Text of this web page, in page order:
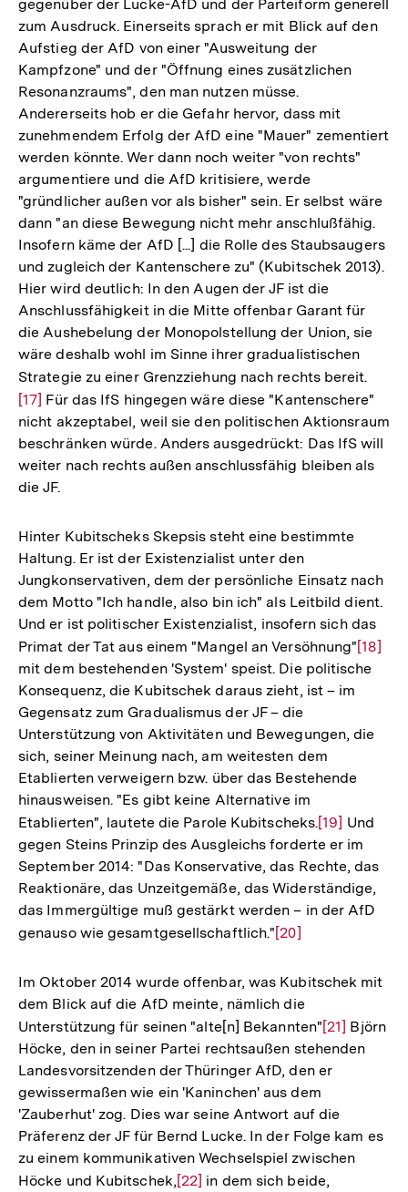
gegenüber der Lucke-AfD und der Parteiform generell
zum Ausdruck. Einerseits sprach er mit Blick auf den
Aufstieg der AfD von einer "Ausweitung der
Kampfzone" und der "Öffnung eines zusätzlichen
Resonanzraums", den man nutzen müsse.
Andererseits hob er die Gefahr hervor, dass mit
zunehmendem Erfolg der AfD eine "Mauer" zementiert
werden könnte. Wer dann noch weiter "von rechts"
argumentiere und die AfD kritisiere, werde
"gründlicher außen vor als bisher" sein. Er selbst wäre
dann "an diese Bewegung nicht mehr anschlußfähig.
Insofern käme der AfD [...] die Rolle des Staubsaugers
und zugleich der Kantenschere zu" (Kubitschek 2013).
Hier wird deutlich: In den Augen der JF ist die
Anschlussfähigkeit in die Mitte offenbar Garant für
die Aushebelung der Monopolstellung der Union, sie
wäre deshalb wohl im Sinne ihrer gradualistischen
Strategie zu einer Grenzziehung nach rechts bereit.
der
[17] Für das IfS hingegen wäre diese "Kantenschere"
nicht akzeptabel, weil sie den politischen Aktionsraum
beschränken würde. Anders ausgedrückt: Das IfS will
weiter nach rechts außen anschlussfähig bleiben als
die JF.
Hinter Kubitscheks Skepsis steht eine bestimmte
Haltung. Er ist der Existenzialist unter den
Jungkonservativen, dem der persönliche Einsatz nach
dem Motto "Ich handle, also bin ich" als Leitbild dient.
Und er ist politischer Existenzialist, insofern sich das
Primat der Tat aus einem "Mangel an Versöhnung"Zur
[18]
mit dem bestehenden 'System' speist. Die politische
Konsequenz, die Kubitschek daraus zieht, ist – im
Gegensatz zum Gradualismus der JF – die
Unterstützung von Aktivitäten und Bewegungen, die
sich, seiner Meinung nach, am weitesten dem
Etablierten verweigern bzw. über das Bestehende
hinausweisen. "Es gibt keine Alternative im
Etablierten", lautete die Parole Kubitscheks.Zur
Auflösung
der
Fußnote
[19] Und
gegen Steins Prinzip des Ausgleichs forderte er im
September 2014: "Das Konservative, das Rechte, das
Reaktionäre, das Unzeitgemäße, das Widerständige,
das Immergültige muß gestärkt werden – in der AfD
genauso wie gesamtgesellschaftlich."Zur
der
Fußnote
[20]
Im Oktober 2014 wurde offenbar, was Kubitschek mit
dem Blick auf die AfD meinte, nämlich die
Unterstützung für seinen "alte[n] Bekannten"Zur
Auflösung
der
[21] Björn
Höcke, den in seiner Partei rechtsaußen stehenden
Landesvorsitzenden der Thüringer AfD, den er
gewissermaßen wie ein 'Kaninchen' aus dem
'Zauberhut' zog. Dies war seine Antwort auf die
Präferenz der JF für Bernd Lucke. In der Folge kam es
zu einem kommunikativen Wechselspiel zwischen
Höcke und Kubitschek,Zur
[22] in dem sich beide,